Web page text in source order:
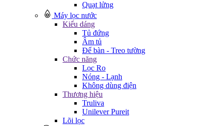
Quạt lửng
Máy lọc nước
Kiểu dáng
Tủ đứng
Âm tủ
Để bàn - Treo tường
Chức năng
Lọc Ro
Nóng - Lạnh
Không dùng điện
Thương hiệu
Truliva
Unilever Pureit
Lõi lọc